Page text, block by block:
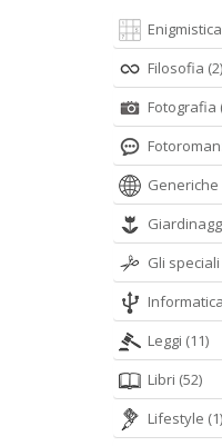
Enigmistica
Filosofia (2)
Fotografia
Generiche
Gli
Informatica
Leggi (11)
Libri (52)
Lifestyle (1)